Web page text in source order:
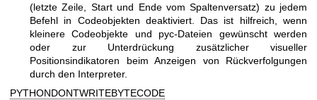
(letzte Zeile, Start und Ende vom Spaltenversatz) zu jedem
Befehl in Codeobjekten deaktiviert. Das ist hilfreich, wenn
kleinere Codeobjekte und pyc-Dateien gewünscht werden
oder zur Unterdrückung zusätzlicher visueller
Positionsindikatoren beim Anzeigen von Rückverfolgungen
durch den Interpreter.
PYTHONDONTWRITEBYTECODE